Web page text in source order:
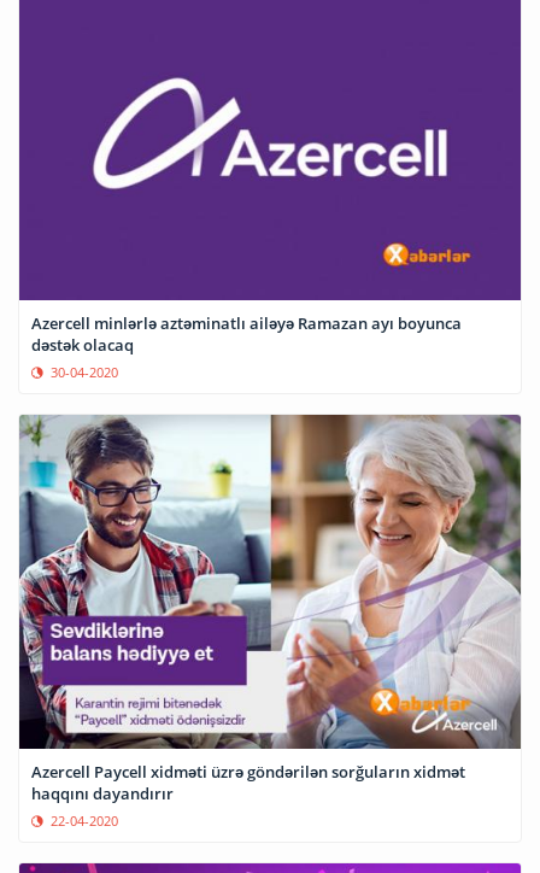
Azercell minlərlə aztəminatlı ailəyə Ramazan ayı boyunca
dəstək olacaq
30-04-2020
Azercell Paycell xidməti üzrə göndərilən sorğuların xidmət
haqqını dayandırır
22-04-2020